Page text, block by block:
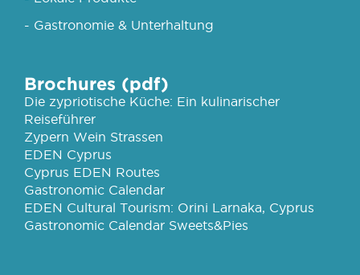
- Gastronomie & Unterhaltung
Brochures (pdf)
Die zypriotische Küche: Ein kulinarischer
Reiseführer
Zypern Wein Strassen
EDEN Cyprus
Cyprus EDEN Routes
Gastronomic Calendar
EDEN Cultural Tourism: Orini Larnaka, Cyprus
Gastronomic Calendar Sweets&Pies